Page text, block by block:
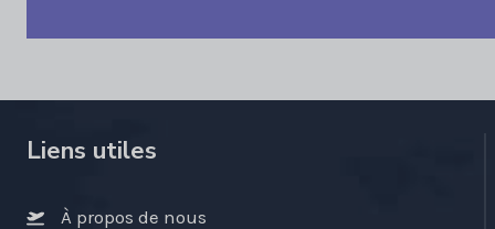
Liens utiles
À propos de nous